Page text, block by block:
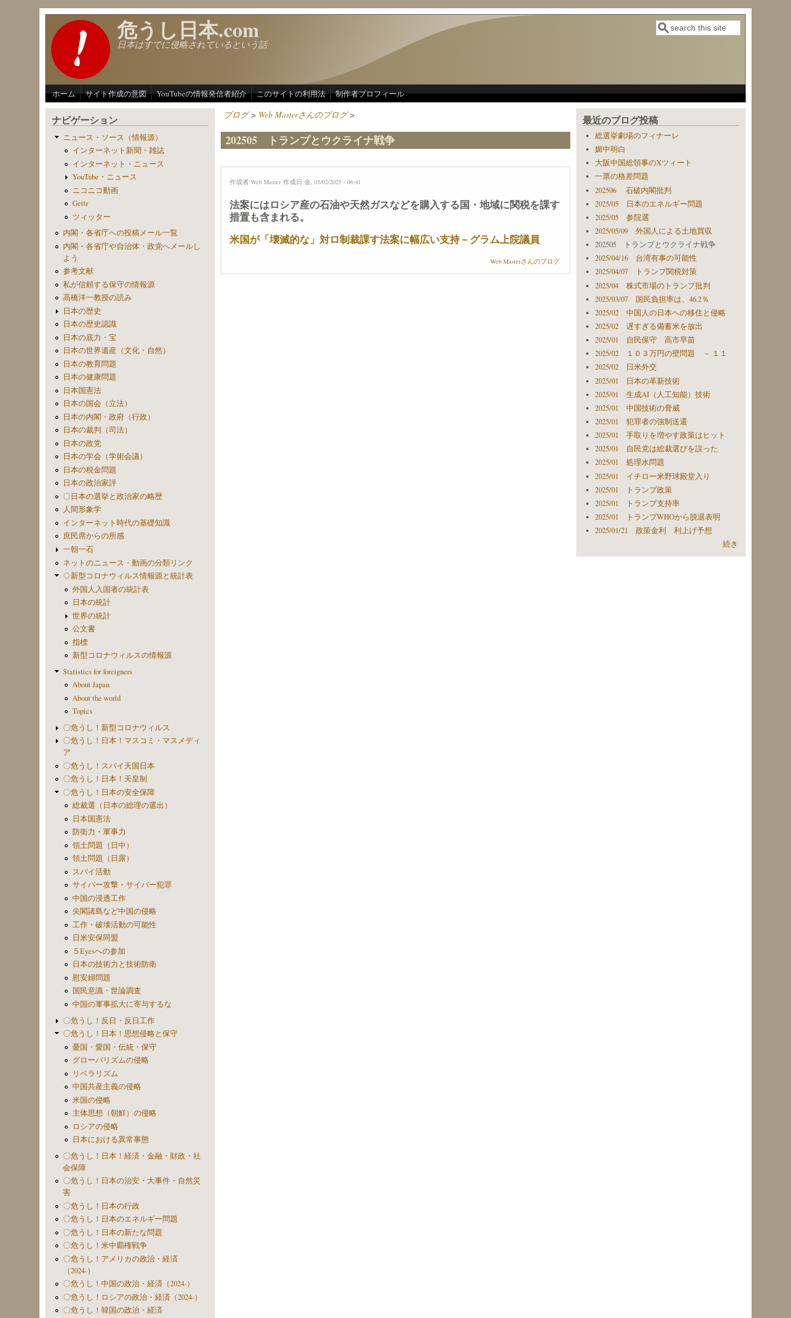
メインコンテンツに移動
危うし日本.com
日本はすでに侵略されているという話
検索フォーム
検索
ホーム サイト作成の意図 YouTubeの情報発信者紹介 このサイトの利用法 制作者プロフィール
ブログ> Web Masterさんのブログ>
202505 トランプとウクライナ戦争
作成者:Web Master作成日:金, 05/02/2025 - 06:41
法案にはロシア産の石油や天然ガスなどを購入する国・地域に関税を課す
措置も含まれる。
米国が「壊滅的な」対ロ制裁課す法案に幅広い支持－グラム上院議員
Web Masterさんのブログ
ナビゲーション
ニュース・ソース（情報源）
インターネット新聞・雑誌
インターネット・ニュース
YouTube・ニュース
ニコニコ動画
Gettr
ツィッター
内閣・各省庁への投稿メール一覧
内閣・各省庁や自治体・政党へメールし
よう
参考文献
私が信頼する保守の情報源
高橋洋一教授の読み
日本の歴史
日本の歴史認識
日本の底力・宝
日本の世界遺産（文化・自然）
日本の教育問題
日本の健康問題
日本国憲法
日本の国会（立法）
日本の内閣・政府（行政）
日本の裁判（司法）
日本の政党
日本の学会（学術会議）
日本の税金問題
日本の政治家評
〇日本の選挙と政治家の略歴
人間形象学
インターネット時代の基礎知識
庶民席からの所感
一朝一石
ネットのニュース・動画の分類リンク
◇新型コロナウィルス情報源と統計表
外国人入国者の統計表
日本の統計
世界の統計
公文書
指標
新型コロナウィルスの情報源
Statistics for foreigners
About Japan
About the world
Topics
〇危うし！新型コロナウィルス
〇危うし！日本！マスコミ・マスメディ
ア
〇危うし！スパイ天国日本
〇危うし！日本！天皇制
〇危うし！日本の安全保障
総裁選（日本の総理の選出）
日本国憲法
防衛力・軍事力
領土問題（日中）
領土問題（日露）
スパイ活動
サイバー攻撃・サイバー犯罪
中国の浸透工作
尖閣諸島など中国の侵略
工作・破壊活動の可能性
日米安保同盟
５Eyesへの参加
日本の技術力と技術防衛
慰安婦問題
国民意識・世論調査
中国の軍事拡大に寄与するな
〇危うし！反日・反日工作
〇危うし！日本！思想侵略と保守
憂国・愛国・伝統・保守
グローバリズムの侵略
リベラリズム
中国共産主義の侵略
米国の侵略
主体思想（朝鮮）の侵略
ロシアの侵略
日本における異常事態
〇危うし！日本！経済・金融・財政・社
会保障
〇危うし！日本の治安・大事件・自然災
害
〇危うし！日本の行政
〇危うし！日本のエネルギー問題
〇危うし！日本の新たな問題
〇危うし！米中覇権戦争
〇危うし！アメリカの政治・経済
（2024-）
〇危うし！中国の政治・経済（2024-）
〇危うし！ロシアの政治・経済（2024-）
〇危うし！韓国の政治・経済
最近のブログ投稿
総選挙劇場のフィナーレ
媚中明白
大阪中国総領事のXツィート
一票の格差問題
202506 石破内閣批判
2025/05 日本のエネルギー問題
2025/05 参院選
2025/05/09 外国人による土地買収
202505 トランプとウクライナ戦争
2025/04/16 台湾有事の可能性
2025/04/07 トランプ関税対策
2025/04 株式市場のトランプ批判
2025/03/07 国民負担率は、46.2％
2025/02 中国人の日本への移住と侵略
2025/02 遅すぎる備蓄米を放出
2025/01 自民保守 高市早苗
2025/02 １０３万円の壁問題 － １１
2025/02 日米外交
2025/01 日本の革新技術
2025/01 生成AI（人工知能）技術
2025/01 中国技術の脅威
2025/01 犯罪者の強制送還
2025/01 手取りを増やす政策はヒット
2025/01 自民党は総裁選びを誤った
2025/01 処理水問題
2025/01 イチロー米野球殿堂入り
2025/01 トランプ政策
2025/01 トランプ支持率
2025/01 トランプWHOから脱退表明
2025/01/21 政策金利 利上げ予想
続き